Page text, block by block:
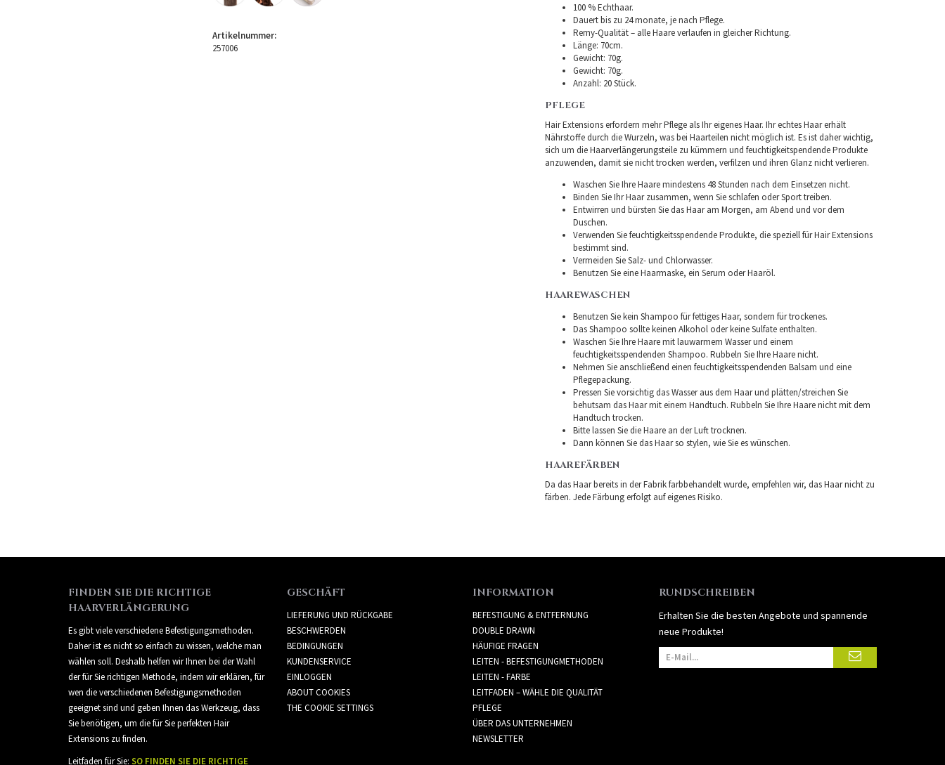
100 % Echthaar.
Dauert bis zu 24 monate, je nach Pflege.
Remy-Qualität – alle Haare verlaufen in gleicher Richtung.
Länge: 70cm.
Gewicht: 70g.
Gewicht: 70g.
Anzahl: 20 Stück.
PFLEGE
Hair Extensions erfordern mehr Pflege als Ihr eigenes Haar. Ihr echtes Haar erhält
Nährstoffe durch die Wurzeln, was bei Haarteilen nicht möglich ist. Es ist daher wichtig,
sich um die Haarverlängerungsteile zu kümmern und feuchtigkeitspendende Produkte
anzuwenden, damit sie nicht trocken werden, verfilzen und ihren Glanz nicht verlieren.
Waschen Sie Ihre Haare mindestens 48 Stunden nach dem Einsetzen nicht.
Binden Sie Ihr Haar zusammen, wenn Sie schlafen oder Sport treiben.
Entwirren und bürsten Sie das Haar am Morgen, am Abend und vor dem
Duschen.
Verwenden Sie feuchtigkeitsspendende Produkte, die speziell für Hair Extensions
bestimmt sind.
Vermeiden Sie Salz- und Chlorwasser.
Benutzen Sie eine Haarmaske, ein Serum oder Haaröl.
HAAREWASCHEN
Benutzen Sie kein Shampoo für fettiges Haar, sondern für trockenes.
Das Shampoo sollte keinen Alkohol oder keine Sulfate enthalten.
Waschen Sie Ihre Haare mit lauwarmem Wasser und einem
feuchtigkeitsspendenden Shampoo. Rubbeln Sie Ihre Haare nicht.
Nehmen Sie anschließend einen feuchtigkeitsspendenden Balsam und eine
Pflegepackung.
Pressen Sie vorsichtig das Wasser aus dem Haar und plätten/streichen Sie
behutsam das Haar mit einem Handtuch. Rubbeln Sie Ihre Haare nicht mit dem
Handtuch trocken.
Bitte lassen Sie die Haare an der Luft trocknen.
Dann können Sie das Haar so stylen, wie Sie es wünschen.
HAAREFÄRBEN
Da das Haar bereits in der Fabrik farbbehandelt wurde, empfehlen wir, das Haar nicht zu
färben. Jede Färbung erfolgt auf eigenes Risiko.
Artikelnummer:
257006
FINDEN SIE DIE RICHTIGE
HAARVERLÄNGERUNG
Es gibt viele verschiedene Befestigungsmethoden.
Daher ist es nicht so einfach zu wissen, welche man
wählen soll. Deshalb helfen wir Ihnen bei der Wahl
der für Sie richtigen Methode, indem wir erklären, für
wen die verschiedenen Befestigungsmethoden
geeignet sind und geben Ihnen das Werkzeug, dass
Sie benötigen, um die für Sie perfekten Hair
Extensions zu finden.
Leitfaden für Sie: SO FINDEN SIE DIE RICHTIGE
GESCHÄFT
LIEFERUNG UND RÜCKGABE
BESCHWERDEN
BEDINGUNGEN
KUNDENSERVICE
EINLOGGEN
ABOUT COOKIES
THE COOKIE SETTINGS
INFORMATION
BEFESTIGUNG & ENTFERNUNG
DOUBLE DRAWN
HÄUFIGE FRAGEN
LEITEN - BEFESTIGUNGMETHODEN
LEITEN - FARBE
LEITFADEN – WÄHLE DIE QUALITÄT
PFLEGE
ÜBER DAS UNTERNEHMEN
NEWSLETTER
RUNDSCHREIBEN
Erhalten Sie die besten Angebote und spannende
neue Produkte!